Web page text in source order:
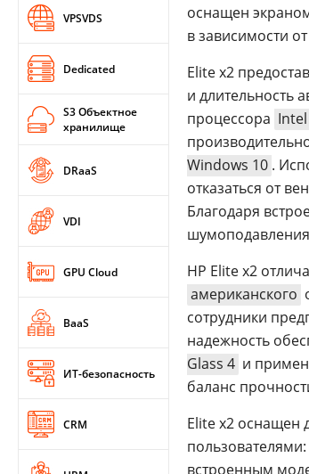
Вакансии
Контакты
VPSVDS
Dedicated
S3 Объектное
хранилище
DRaaS
VDI
GPU Cloud
BaaS
ИТ-безопасность
CRM
оснащен
в зависимости
Elite x2
и длительность
процессора
Windows 10 .
отказаться от
Благодаря
шумоподавления
HP Elite x2
американского
сотрудники
надежность
Glass 4 и
баланс
Elite x2 оснащен
встроенным